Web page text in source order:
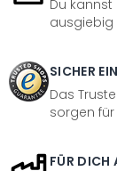
Du kannst
ausgiebig
SICHER
Das
sorgen für
FÜR DICH